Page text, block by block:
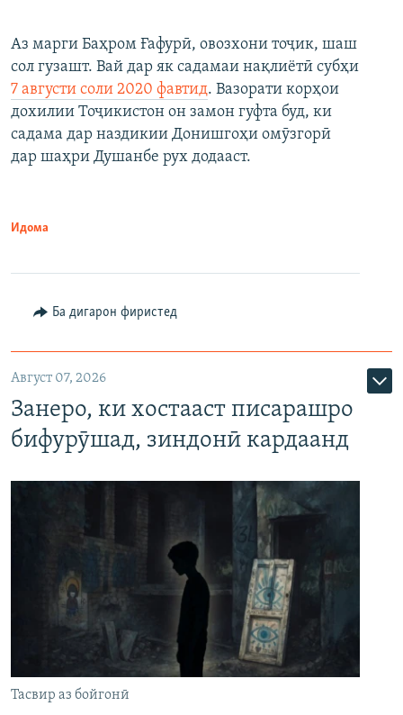
Аз марги Баҳром Ғафурӣ, овозхони тоҷик, шаш
сол гузашт. Вай дар як садамаи нақлиётӣ субҳи
7 августи соли 2020 фавтид. Вазорати корҳои
дохилии Тоҷикистон он замон гуфта буд, ки
садама дар наздикии Донишгоҳи омӯзгорӣ
дар шаҳри Душанбе рух додааст.
Идома
Ба дигарон фиристед
Август 07, 2026
Занеро, ки хостааст писарашро
бифурӯшад, зиндонӣ кардаанд
Тасвир аз бойгонӣ